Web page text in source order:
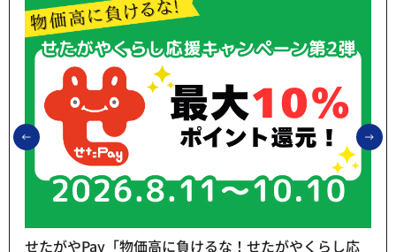
前のスライドを表示
せたがやPay「物価高に負けるな！せたがやくらし応